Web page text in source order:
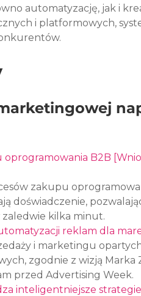
automatyzację, jak i
i platformowych,
B2B
zakupu
doświadczenie,
zaledwie kilka minut.
reklam dla
i marketingu
zgodnie z wizją Marka
przed Advertising Week.
inteligentniejsze